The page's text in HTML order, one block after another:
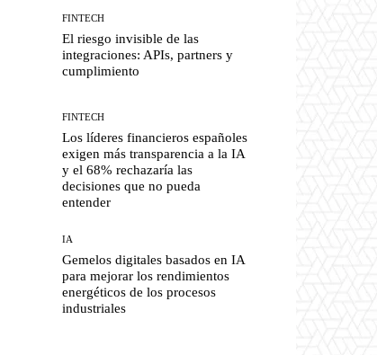
FINTECH
El riesgo invisible de las
integraciones: APIs, partners y
cumplimiento
FINTECH
Los líderes financieros españoles
exigen más transparencia a la IA
y el 68% rechazaría las
decisiones que no pueda
entender
IA
Gemelos digitales basados en IA
para mejorar los rendimientos
energéticos de los procesos
industriales